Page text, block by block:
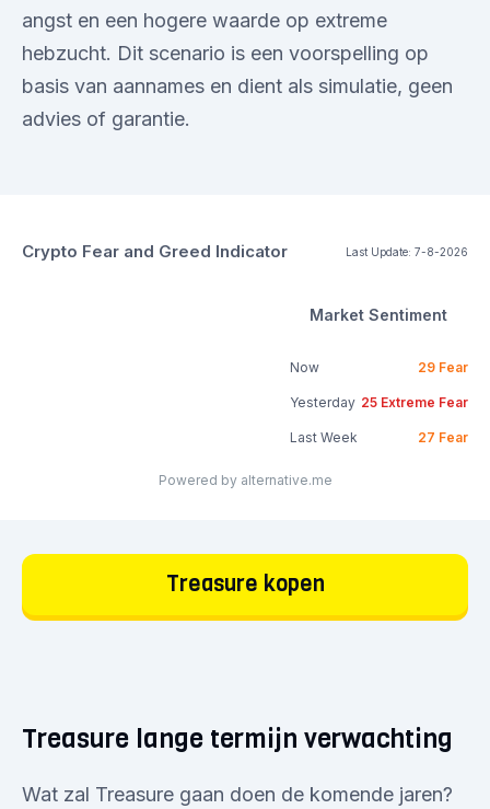
angst en een hogere waarde op extreme
hebzucht. Dit scenario is een voorspelling op
basis van aannames en dient als simulatie, geen
advies of garantie.
Crypto Fear and Greed Indicator Last Update: 7-8-2026
Market Sentiment
Now 29 Fear
Yesterday 25 Extreme Fear
Last Week 27 Fear
Powered by alternative.me
Treasure kopen
Treasure lange termijn verwachting
Wat zal Treasure gaan doen de komende jaren?